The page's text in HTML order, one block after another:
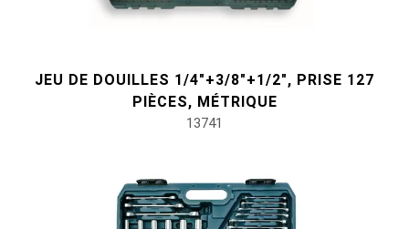
#outils électroportatifs
JEU DE DOUILLES 1/4"+3/8"+1/2", PRISE 127
PIÈCES, MÉTRIQUE
13741